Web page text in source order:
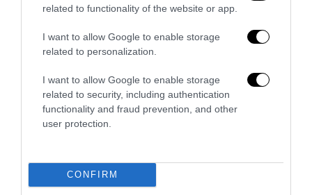
related to functionality of the website or app.
I want to allow Google to enable storage
related to personalization.
I want to allow Google to enable storage
related to security, including authentication
functionality and fraud prevention, and other
user protection.
CONFIRM
fallimento dell’integrazione